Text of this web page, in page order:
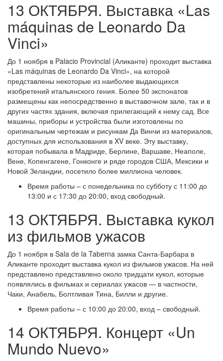
13 ОКТЯБРЯ. Выставка «Las
máquinas de Leonardo Da
Vinci»
До 1 ноября в Palacio Provincial (Аликанте) проходит выставка
«Las máquinas de Leonardo Da Vinci», на которой
представлены некоторые из наиболее выдающихся
изобретений итальянского гения. Более 50 экспонатов
размещены как непосредственно в выставочном зале, так и в
других частях здания, включая прилегающий к нему сад. Все
машины, приборы и устройства были изготовлены по
оригинальным чертежам и рисункам Да Винчи из материалов,
доступных для использования в XV веке. Эту выставку,
которая побывала в Мадриде, Берлине, Варшаве, Неаполе,
Вене, Копенгагене, Гонконге и ряде городов США, Мексики и
Новой Зеландии, посетило более миллиона человек.
Время работы – с понедельника по субботу с 11:00 до
13:00 и с 17:30 до 20:00, вход свободный.
13 ОКТЯБРЯ. Выставка кукол
из фильмов ужасов
До 1 ноября в Sala de la Taberna замка Санта-Барбара в
Аликанте проходит выставка кукол из фильмов ужасов. На ней
представлено представлено около тридцати кукол, которые
появлялись в фильмах и сериалах ужасов — в частности,
Чаки, Анабель, Болтливая Тина, Билли и другие.
Время работы – с 10:00 до 20:00, вход – свободный.
14 ОКТЯБРЯ. Концерт «Un
Mundo Nuevo»